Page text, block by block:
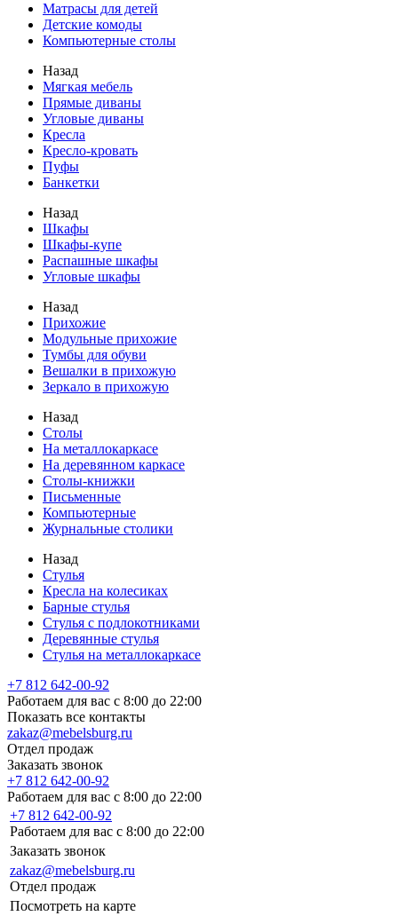
Матрасы для детей
Детские комоды
Компьютерные столы
Назад
Мягкая мебель
Прямые диваны
Угловые диваны
Кресла
Кресло-кровать
Пуфы
Банкетки
Назад
Шкафы
Шкафы-купе
Распашные шкафы
Угловые шкафы
Назад
Прихожие
Модульные прихожие
Тумбы для обуви
Вешалки в прихожую
Зеркало в прихожую
Назад
Столы
На металлокаркасе
На деревянном каркасе
Столы-книжки
Письменные
Компьютерные
Журнальные столики
Назад
Стулья
Кресла на колесиках
Барные стулья
Стулья с подлокотниками
Деревянные стулья
Стулья на металлокаркасе
+7 812 642-00-92
Работаем для вас с 8:00 до 22:00
Показать все контакты
zakaz@mebelsburg.ru
Отдел продаж
Заказать звонок
+7 812 642-00-92
Работаем для вас с 8:00 до 22:00
+7 812 642-00-92
Работаем для вас с 8:00 до 22:00
Заказать звонок
zakaz@mebelsburg.ru
Отдел продаж
Посмотреть на карте